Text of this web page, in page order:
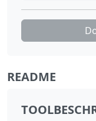
README